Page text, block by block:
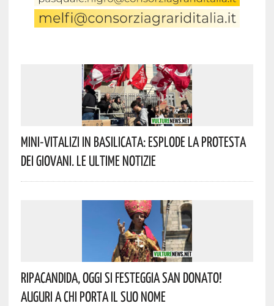
Mini-Vitalizi In Basilicata: Esplode La Protesta
Dei Giovani. Le Ultime Notizie
Ripacandida, Oggi Si Festeggia San Donato!
Auguri A Chi Porta Il Suo Nome